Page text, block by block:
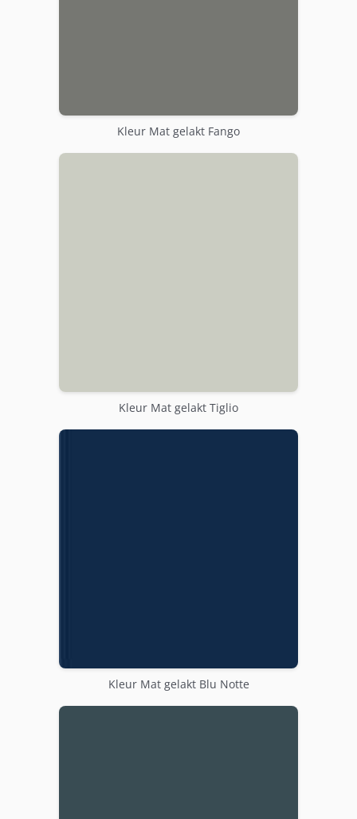
Kleur Mat gelakt Fango
Kleur Mat gelakt Tiglio
Kleur Mat gelakt Blu Notte